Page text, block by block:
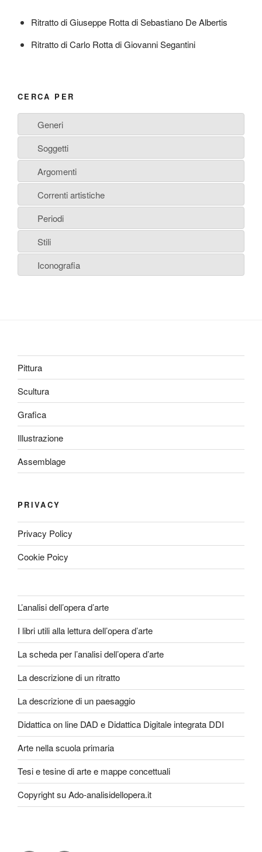
Ritratto di Giuseppe Rotta di Sebastiano De Albertis
Ritratto di Carlo Rotta di Giovanni Segantini
CERCA PER
Generi
Soggetti
Argomenti
Correnti artistiche
Periodi
Stili
Iconografia
Pittura
Scultura
Grafica
Illustrazione
Assemblage
PRIVACY
Privacy Policy
Cookie Poicy
L’analisi dell’opera d’arte
I libri utili alla lettura dell’opera d’arte
La scheda per l’analisi dell’opera d’arte
La descrizione di un ritratto
La descrizione di un paesaggio
Didattica on line DAD e Didattica Digitale integrata DDI
Arte nella scuola primaria
Tesi e tesine di arte e mappe concettuali
Copyright su Ado-analisidellopera.it